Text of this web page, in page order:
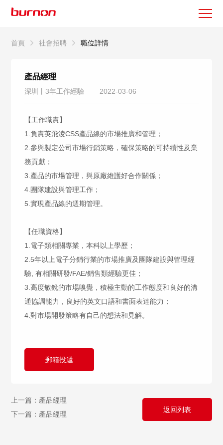
首頁 社會招聘 職位詳情
產品經理
深圳丨3年工作經驗 2022-03-06
【工作職責】
1.負責英飛淩CSS產品線的市場推廣和管理；
2.參與製定公司市場行銷策略，確保策略的可持續性及業
務貢獻；
3.產品的市場管理，與原廠維護好合作關係；
4.團隊建設與管理工作；
5.實現產品線的週期管理。
【任職資格】
1.電子類相關專業，本科以上學歷；
2.5年以上電子分銷行業的市場推廣及團隊建設與管理經
驗, 有相關研發/FAE/銷售類經驗更佳；
3.高度敏銳的市場嗅覺，積極主動的工作態度和良好的溝
通協調能力，良好的英文口語和書面表達能力；
4.對市場開發策略有自己的想法和見解。
郵箱投遞
上一篇：產品經理
下一篇：產品經理
返回列表